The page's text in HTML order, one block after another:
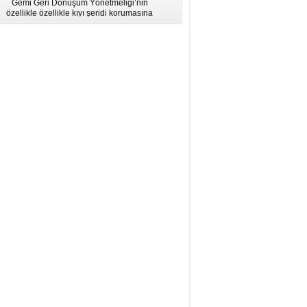
Gemi Geri Dönüşüm Yönetmeliği’nin
özellikle özellikle kıyı şeridi korumasına
ilişkin hükümlere uymadığı için AB